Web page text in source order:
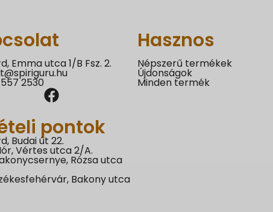
Emma utca 1/B Fsz. 2.
2530
pontok
Budai út 22.
Vértes utca 2/A.
Rózsa utca
Bakony utca
Hasznos
Népszerű termékek
Újdonságok
Minden termék